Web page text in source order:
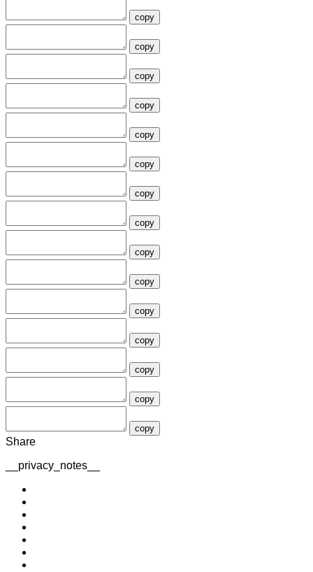
copy
copy
copy
copy
copy
copy
copy
copy
copy
copy
copy
copy
copy
copy
copy
Share
__privacy_notes__